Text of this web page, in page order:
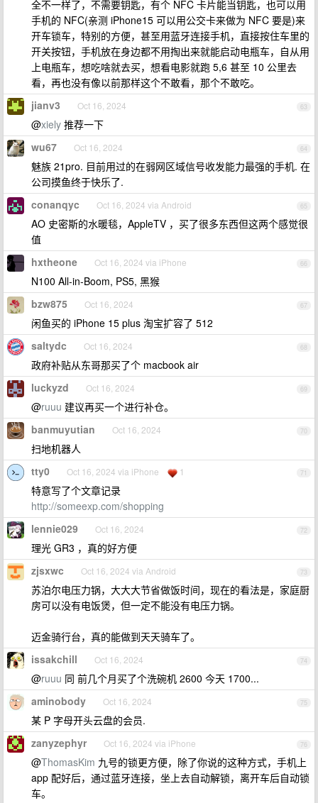
全不一样了，不需要钥匙，有个 NFC 卡片能当钥匙，也可以用
手机的 NFC(亲测 iPhone15 可以用公交卡来做为 NFC 要是)来
开车锁车，特别的方便，甚至用蓝牙连接手机，直接按住车里的
开关按钮，手机放在身边都不用掏出来就能启动电瓶车，自从用
上电瓶车，想吃啥就去买，想看电影就跑 5,6 甚至 10 公里去
看，再也没有像以前那样这个不敢看，那个不敢吃。
63
jianv3 Oct 16, 2024
@xiely 推荐一下
64
wu67 Oct 16, 2024
魅族 21pro. 目前用过的在弱网区域信号收发能力最强的手机. 在
公司摸鱼终于快乐了.
65
conanqyc Oct 16, 2024 via Android
AO 史密斯的水暖毯，AppleTV ，买了很多东西但这两个感觉很
值
66
hxtheone Oct 16, 2024 via iPhone
N100 All-in-Boom, PS5, 黑猴
67
bzw875 Oct 16, 2024
闲鱼买的 iPhone 15 plus 淘宝扩容了 512
68
saltydc Oct 16, 2024
政府补贴从东哥那买了个 macbook air
69
luckyzd Oct 16, 2024
@ruuu 建议再买一个进行补仓。
70
banmuyutian Oct 16, 2024
扫地机器人
71
tty0 Oct 16, 2024 via iPhone 1
特意写了个文章记录
http://someexp.com/shopping
72
lennie029 Oct 16, 2024
理光 GR3 ，真的好方便
73
zjsxwc Oct 16, 2024 via Android
苏泊尔电压力锅，大大大节省做饭时间，现在的看法是，家庭厨
房可以没有电饭煲，但一定不能没有电压力锅。
迈金骑行台，真的能做到天天骑车了。
74
issakchill Oct 16, 2024
@ruuu 同 前几个月买了个洗碗机 2600 今天 1700...
75
aminobody Oct 16, 2024
某 P 字母开头云盘的会员.
76
zanyzephyr Oct 16, 2024 via iPhone
@ThomasKim 九号的锁更方便，除了你说的这种方式，手机上
app 配好后，通过蓝牙连接，坐上去自动解锁，离开车后自动锁
车。